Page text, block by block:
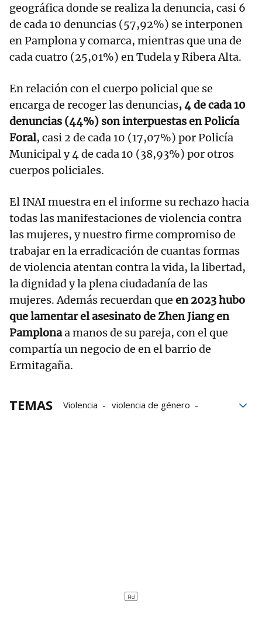
geográfica donde se realiza la denuncia, casi 6
de cada 10 denuncias (57,92%) se interponen
en Pamplona y comarca, mientras que una de
cada cuatro (25,01%) en Tudela y Ribera Alta.
En relación con el cuerpo policial que se
encarga de recoger las denuncias, 4 de cada 10
denuncias (44%) son interpuestas en Policía
Foral, casi 2 de cada 10 (17,07%) por Policía
Municipal y 4 de cada 10 (38,93%) por otros
cuerpos policiales.
El INAI muestra en el informe su rechazo hacia
todas las manifestaciones de violencia contra
las mujeres, y nuestro firme compromiso de
trabajar en la erradicación de cuantas formas
de violencia atentan contra la vida, la libertad,
la dignidad y la plena ciudadanía de las
mujeres. Además recuerdan que en 2023 hubo
que lamentar el asesinato de Zhen Jiang en
Pamplonaa manos de su pareja, con el que
compartía un negocio de en el barrio de
Ermitagaña.
TEMAS Violencia
violencia de género